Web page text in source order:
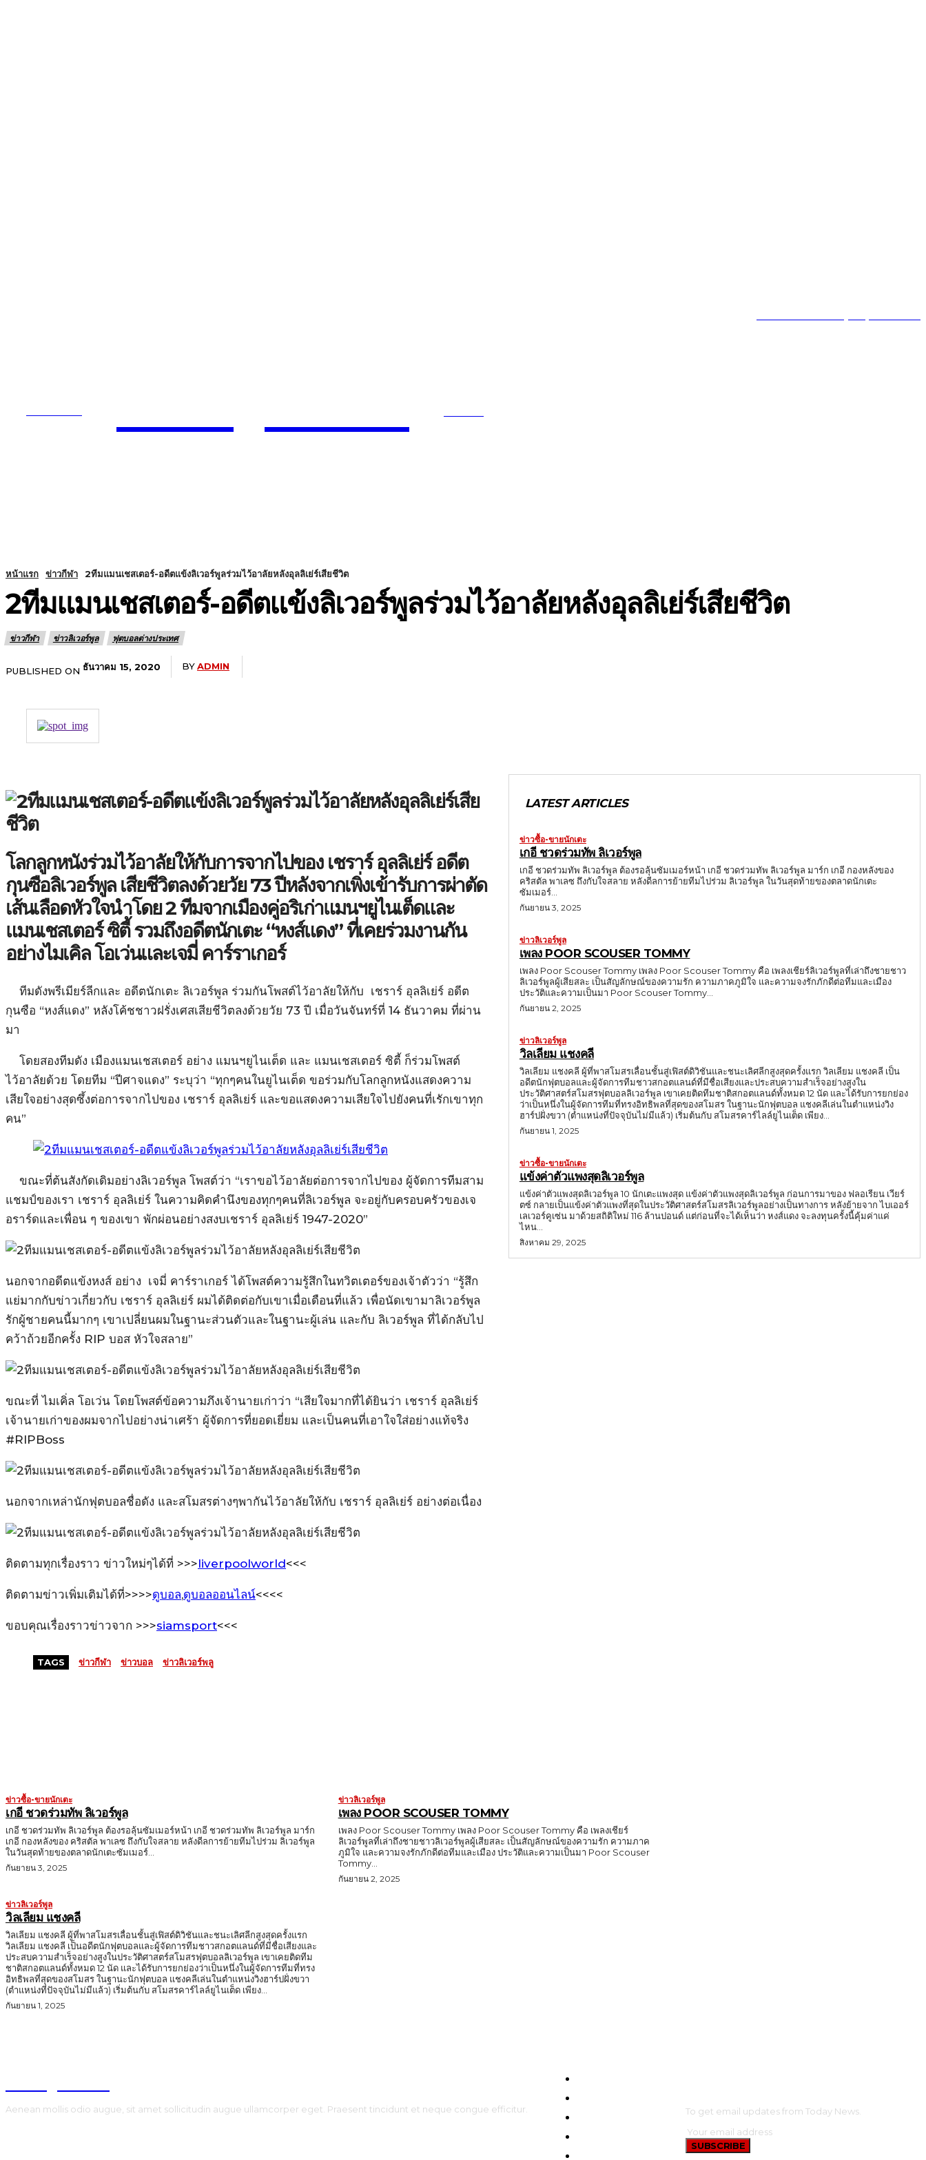
หน้าแรก ข่าวกีฬา 2ทีมแมนเชสเตอร์-อดีตแข้งลิเวอร์พูลร่วมไว้อาลัยหลังอุลลิเย่ร์เสียชีวิต
2ทีมแมนเชสเตอร์-อดีตแข้งลิเวอร์พูลร่วมไว้อาลัยหลังอุลลิเย่ร์เสียชีวิต
ข่าวกีฬา ข่าวลิเวอร์พูล ฟุตบอลต่างประเทศ
PUBLISHED ON ธันวาคม 15, 2020 BYADMIN
โลกลูกหนังร่วมไว้อาลัยให้กับการจากไปของ เชราร์ อุลลิเย่ร์ อดีต
กุนซือลิเวอร์พูล เสียชีวิตลงด้วยวัย 73 ปีหลังจากเพิ่งเข้ารับการผ่าตัด
เส้นเลือดหัวใจนำโดย 2 ทีมจากเมืองคู่อริเก่าแมนฯยูไนเต็ดและ
แมนเชสเตอร์ ซิตี้ รวมถึงอดีตนักเตะ “หงส์แดง” ที่เคยร่วมงานกัน
อย่างไมเคิล โอเว่นและเจมี่ คาร์ราเกอร์
ทีมดังพรีเมียร์ลีกและ อดีตนักเตะ ลิเวอร์พูล ร่วมกันโพสต์ไว้อาลัยให้กับ เชราร์ อุลลิเย่ร์ อดีต
กุนซือ “หงส์แดง” หลังโค้ชชาวฝรั่งเศสเสียชีวิตลงด้วยวัย 73 ปี เมื่อวันจันทร์ที่ 14 ธันวาคม ที่ผ่าน
มา
โดยสองทีมดัง เมืองแมนเชสเตอร์ อย่าง แมนฯยูไนเต็ด และ แมนเชสเตอร์ ซิตี้ ก็ร่วมโพสต์
ไว้อาลัยด้วย โดยทีม “ปีศาจแดง” ระบุว่า “ทุกๆคนในยูไนเต็ด ขอร่วมกับโลกลูกหนังแสดงความ
เสียใจอย่างสุดซึ้งต่อการจากไปของ เชราร์ อุลลิเย่ร์ และขอแสดงความเสียใจไปยังคนที่เรักเขาทุก
คน”
ขณะที่ต้นสังกัดเดิมอย่างลิเวอร์พูล โพสต์ว่า “เราขอไว้อาลัยต่อการจากไปของ ผู้จัดการทีมสาม
แชมป์ของเรา เชราร์ อุลลิเย่ร์ ในความคิดคำนึงของทุกๆคนที่ลิเวอร์พูล จะอยู่กับครอบครัวของเจ
อราร์ดและเพื่อน ๆ ของเขา พักผ่อนอย่างสงบเชราร์ อุลลิเย่ร์ 1947-2020”
นอกจากอดีตแข้งหงส์ อย่าง เจมี่ คาร์ราเกอร์ ได้โพสต์ความรู้สึกในทวิตเตอร์ของเจ้าตัวว่า “รู้สึก
แย่มากกับข่าวเกี่ยวกับ เชราร์ อุลลิเย่ร์ ผมได้ติดต่อกับเขาเมื่อเดือนที่แล้ว เพื่อนัดเขามาลิเวอร์พูล
รักผู้ชายคนนี้มากๆ เขาเปลี่ยนผมในฐานะส่วนตัวและในฐานะผู้เล่น และกับ ลิเวอร์พูล ที่ได้กลับไป
คว้าถ้วยอีกครั้ง RIP บอส หัวใจสลาย”
ขณะที่ ไมเคิ่ล โอเว่น โดยโพสต์ข้อความภึงเจ้านายเก่าว่า “เสียใจมากที่ได้ยินว่า เชราร์ อุลลิเย่ร์
เจ้านายเก่าของผมจากไปอย่างน่าเศร้า ผู้จัดการที่ยอดเยี่ยม และเป็นคนที่เอาใจใส่อย่างแท้จริง
#RIPBoss
นอกจากเหล่านักฟุตบอลชื่อดัง และสโมสรต่างๆพากันไว้อาลัยให้กับ เชราร์ อุลลิเย่ร์ อย่างต่อเนื่อง
ติดตามทุกเรื่องราว ข่าวใหม่ๆได้ที่ >>>liverpoolworld<<<
ติดตามข่าวเพิ่มเติมได้ที่>>>>ดูบอล,ดูบอลออนไลน์<<<<
ขอบคุณเรื่องราวข่าวจาก >>>siamsport<<<
TAGS ข่าวกีฬา ข่าวบอล ข่าวลิเวอร์พลู
LATEST ARTICLES
ข่าวซื้อ-ขายนักเตะ
เกอี ชวดร่วมทัพ ลิเวอร์พูล
เกอี ชวดร่วมทัพ ลิเวอร์พูล ต้องรอลุ้นซัมเมอร์หน้า เกอี ชวดร่วมทัพ ลิเวอร์พูล มาร์ก เกอี กองหลังของ
คริสตัล พาเลซ ถึงกับใจสลาย หลังดีลการย้ายทีมไปร่วม ลิเวอร์พูล ในวันสุดท้ายของตลาดนักเตะ
ซัมเมอร์...
กันยายน 3, 2025
ข่าวลิเวอร์พูล
เพลง POOR SCOUSER TOMMY
เพลง Poor Scouser Tommy เพลง Poor Scouser Tommy คือ เพลงเชียร์ลิเวอร์พูลที่เล่าถึงชายชาว
ลิเวอร์พูลผู้เสียสละ เป็นสัญลักษณ์ของความรัก ความภาคภูมิใจ และความจงรักภักดีต่อทีมและเมือง
ประวัติและความเป็นมา Poor Scouser Tommy...
กันยายน 2, 2025
ข่าวลิเวอร์พูล
วิลเลียม แชงคลี
วิลเลียม แชงคลี ผู้ที่พาสโมสรเลื่อนชั้นสู่เฟิสต์ดิวิชันและชนะเลิศลีกสูงสุดครั้งแรก วิลเลียม แชงคลี เป็น
อดีตนักฟุตบอลและผู้จัดการทีมชาวสกอตแลนด์ที่มีชื่อเสียงและประสบความสำเร็จอย่างสูงใน
ประวัติศาสตร์สโมสรฟุตบอลลิเวอร์พูล เขาเคยติดทีมชาติสกอตแลนด์ทั้งหมด 12 นัด และได้รับการยกย่อง
ว่าเป็นหนึ่งในผู้จัดการทีมที่ทรงอิทธิพลที่สุดของสโมสร ในฐานะนักฟุตบอล แชงคลีเล่นในตำแหน่งวิง
ฮาร์ปฝั่งขวา (ตำแหน่งที่ปัจจุบันไม่มีแล้ว) เริ่มต้นกับ สโมสรคาร์ไลล์ยูไนเต็ด เพียง...
กันยายน 1, 2025
ข่าวซื้อ-ขายนักเตะ
แข้งค่าตัวแพงสุดลิเวอร์พูล
แข้งค่าตัวแพงสุดลิเวอร์พูล 10 นักเตะแพงสุด แข้งค่าตัวแพงสุดลิเวอร์พูล ก่อนการมาของ ฟลอเรียน เวียร์
ตซ์ กลายเป็นแข้งค่าตัวแพงที่สุดในประวัติศาสตร์สโมสรลิเวอร์พูลอย่างเป็นทางการ หลังย้ายจาก ไบเออร์
เลเวอร์คูเซ่น มาด้วยสถิติใหม่ 116 ล้านปอนด์ แต่ก่อนที่จะได้เห็นว่า หงส์แดง จะลงทุนครั้งนี้คุ้มค่าแค่
ไหน...
สิงหาคม 29, 2025
ข่าวซื้อ-ขายนักเตะ
เกอี ชวดร่วมทัพ ลิเวอร์พูล
เกอี ชวดร่วมทัพ ลิเวอร์พูล ต้องรอลุ้นซัมเมอร์หน้า เกอี ชวดร่วมทัพ ลิเวอร์พูล มาร์ก
เกอี กองหลังของ คริสตัล พาเลซ ถึงกับใจสลาย หลังดีลการย้ายทีมไปร่วม ลิเวอร์พูล
ในวันสุดท้ายของตลาดนักเตะซัมเมอร์...
กันยายน 3, 2025
ข่าวลิเวอร์พูล
เพลง POOR SCOUSER TOMMY
เพลง Poor Scouser Tommy เพลง Poor Scouser Tommy คือ เพลงเชียร์
ลิเวอร์พูลที่เล่าถึงชายชาวลิเวอร์พูลผู้เสียสละ เป็นสัญลักษณ์ของความรัก ความภาค
ภูมิใจ และความจงรักภักดีต่อทีมและเมือง ประวัติและความเป็นมา Poor Scouser
Tommy...
กันยายน 2, 2025
ข่าวลิเวอร์พูล
วิลเลียม แชงคลี
วิลเลียม แชงคลี ผู้ที่พาสโมสรเลื่อนชั้นสู่เฟิสต์ดิวิชันและชนะเลิศลีกสูงสุดครั้งแรก
วิลเลียม แชงคลี เป็นอดีตนักฟุตบอลและผู้จัดการทีมชาวสกอตแลนด์ที่มีชื่อเสียงและ
ประสบความสำเร็จอย่างสูงในประวัติศาสตร์สโมสรฟุตบอลลิเวอร์พูล เขาเคยติดทีม
ชาติสกอตแลนด์ทั้งหมด 12 นัด และได้รับการยกย่องว่าเป็นหนึ่งในผู้จัดการทีมที่ทรง
อิทธิพลที่สุดของสโมสร ในฐานะนักฟุตบอล แชงคลีเล่นในตำแหน่งวิงฮาร์ปฝั่งขวา
(ตำแหน่งที่ปัจจุบันไม่มีแล้ว) เริ่มต้นกับ สโมสรคาร์ไลล์ยูไนเต็ด เพียง...
กันยายน 1, 2025
Aenean mollis odio augue, sit amet sollicitudin augue ullamcorper eget. Praesent tincidunt et neque congue efficitur. To get email updates from Today News.
SUBSCRIBE